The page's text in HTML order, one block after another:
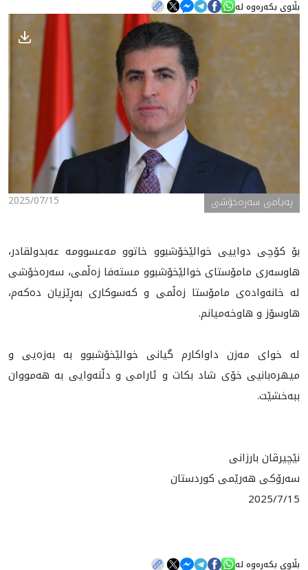
هه‌واڵ
گەلەری
بڵاوی بکەرەوە لە
2025/07/15 پەیامی سەرەخۆشی
بۆ كۆچى دواييى خوالێخۆشبوو خاتوو مه‌عسوومه‌ عه‌بدولقادر،
هاوسه‌رى مامۆستاى خوالێخۆشبوو مسته‌فا زه‌ڵمى، سه‌ره‌خۆشى
له‌ خانه‌واده‌ى مامۆستا زه‌ڵمى و كه‌سوكارى به‌ڕێزيان ده‌كه‌م،
هاوسۆز و هاوخه‌ميانم.
له‌ خواى مه‌زن داواكارم گيانى خوالێخۆشبوو به‌ به‌زه‌يى و
ميهره‌بانيى خۆى شاد بكات و ئارامى و دڵنه‌وايى به‌ هه‌مووان
ببه‌خشێت.
نێچيرڤان بارزانى
سه‌رۆكى هه‌رێمى كوردستان
2025/7/15
بڵاوی بکەرەوە لە